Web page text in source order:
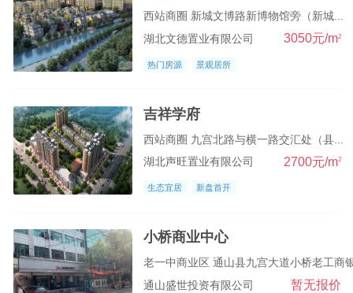
西站商圈 新城文博路新博物馆旁（新城...
湖北文德置业有限公司
3050元/m2
热门房源 景观居所
吉祥学府
西站商圈 九宫北路与横一路交汇处（县...
湖北声旺置业有限公司
2700元/m2
生态宜居 新盘首开
小桥商业中心
老一中商业区 通山县九宫大道小桥老工商
通山盛世投资有限公司
暂无报价